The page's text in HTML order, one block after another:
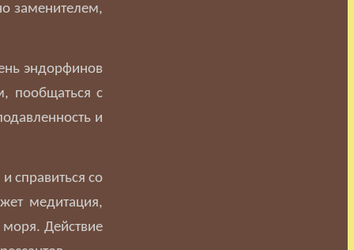
заменителем,
эндорфинов
пообщаться с
и
справиться со
медитация,
моря.Действие